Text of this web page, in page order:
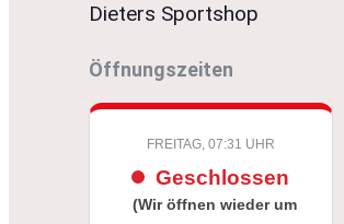
Dieters Sportshop
Öffnungszeiten
FREITAG, 07:31 UHR
Geschlossen
(Wir öffnen wieder um